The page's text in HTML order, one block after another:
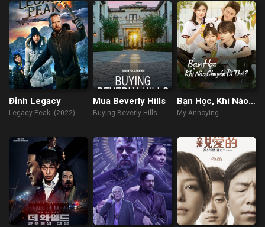
Đỉnh Legacy
Legacy Peak (2022)
Mua Beverly Hills
Buying Beverly Hills
Bạn Học, Khi Nào
Chuyển Đi Thế?
My Annoying